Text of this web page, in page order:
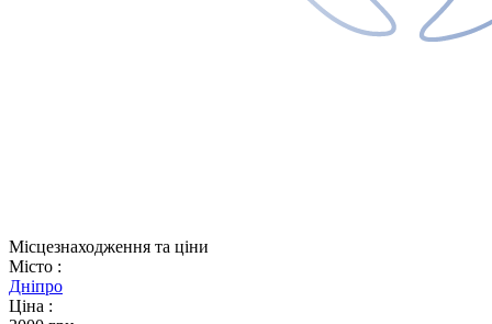
Місцезнаходження та ціни
Місто :
Дніпро
Ціна :